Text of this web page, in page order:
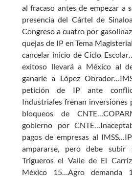
al fracaso antes de empezar a
presencia del Cártel de
Congreso a cuatro por
quejas de IP en Tema
cancelar inicio de Ciclo
exitoso llevará a México al
ganarle a López
petición de IP ante
Industriales frenan
bloqueos de
gobierno por
pagos de empresas al
ampararse, pero debe subir
Trigueros el Valle de El
México 15…Agro